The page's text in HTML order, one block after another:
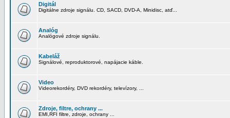
Digitál
Digitálne zdroje signálu. CD, SACD, DVD-A, Minidisc, atď...
Analóg
Analógové zdroje signálu.
Kabeláž
Signálové, reproduktorové, napájacie káble.
Video
Videorekordéry, DVD rekordéry, televízory, ...
Zdroje, filtre, ochrany ...
EMI,RFI filtre, zdroje, ochrany ...